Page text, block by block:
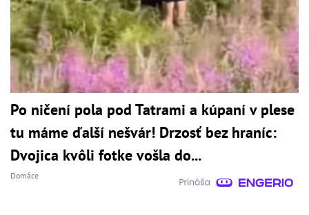
Po ničení pola pod Tatrami a kúpaní v plese
tu máme ďalší nešvár! Drzosť bez hraníc:
Dvojica kvôli fotke vošla do...
Domáce